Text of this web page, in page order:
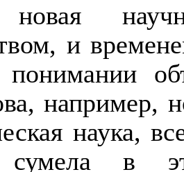
новая
и
например,
наука,
сумела в